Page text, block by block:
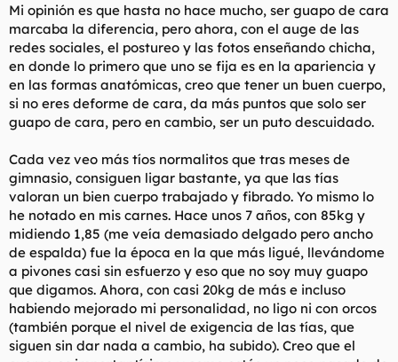
Mi opinión es que hasta no hace mucho, ser guapo de cara
marcaba la diferencia, pero ahora, con el auge de las
redes sociales, el postureo y las fotos enseñando chicha,
en donde lo primero que uno se fija es en la apariencia y
en las formas anatómicas, creo que tener un buen cuerpo,
si no eres deforme de cara, da más puntos que solo ser
guapo de cara, pero en cambio, ser un puto descuidado.
Cada vez veo más tíos normalitos que tras meses de
gimnasio, consiguen ligar bastante, ya que las tías
valoran un bien cuerpo trabajado y fibrado. Yo mismo lo
he notado en mis carnes. Hace unos 7 años, con 85kg y
midiendo 1,85 (me veía demasiado delgado pero ancho
de espalda) fue la época en la que más ligué, llevándome
a pivones casi sin esfuerzo y eso que no soy muy guapo
que digamos. Ahora, con casi 20kg de más e incluso
habiendo mejorado mi personalidad, no ligo ni con orcos
(también porque el nivel de exigencia de las tías, que
siguen sin dar nada a cambio, ha subido). Creo que el